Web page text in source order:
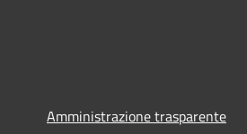
Amministrazione trasparente